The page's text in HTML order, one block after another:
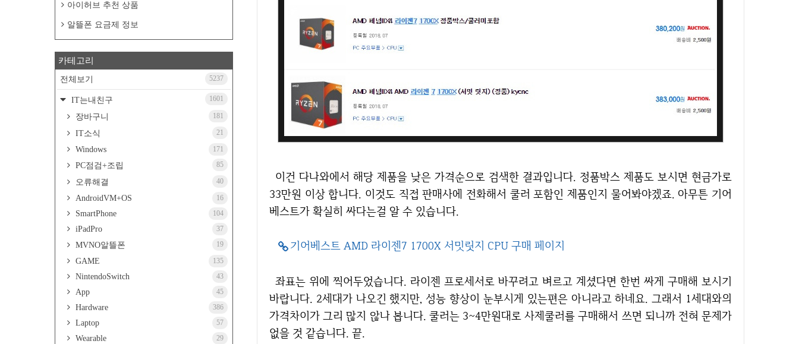
이건 다나와에서 해당 제품을 낮은 가격순으로 검색한 결과입니다. 정품박스 제품도 보시면 현금가로
33만원 이상 합니다. 이것도 직접 판매사에 전화해서 쿨러 포함인 제품인지 물어봐야겠죠. 아무튼 기어
베스트가 확실히 싸다는걸 알 수 있습니다.
기어베스트 AMD 라이젠7 1700X 서밋릿지 CPU 구매 페이지
좌표는 위에 찍어두었습니다. 라이젠 프로세서로 바꾸려고 벼르고 계셨다면 한번 싸게 구매해 보시기
바랍니다. 2세대가 나오긴 했지만, 성능 향상이 눈부시게 있는편은 아니라고 하네요. 그래서 1세대와의
가격차이가 그리 많지 않나 봅니다. 쿨러는 3~4만원대로 사제쿨러를 구매해서 쓰면 되니까 전혀 문제가
없을 것 같습니다. 끝.
아이허브 추천 상품
알뜰폰 요금제 정보
카테고리
전체보기 5237
IT는내친구 1601
장바구니 181
IT소식 21
Windows 171
PC점검+조립 85
오류해결 40
AndroidVM+OS 16
SmartPhone 104
iPadPro 37
MVNO알뜰폰 19
GAME 135
NintendoSwitch 43
App 45
Hardware 386
Laptop 57
Wearable 29